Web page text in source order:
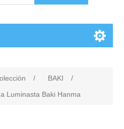
/ BAKI
/
Luminasta Baki Hanma